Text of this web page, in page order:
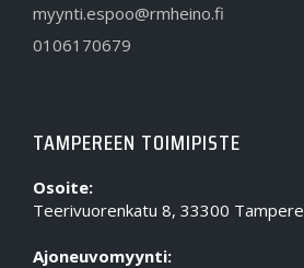
myynti.espoo@rmheino.fi
0106170679
TAMPEREEN TOIMIPISTE
Osoite:
Teerivuorenkatu 8, 33300 Tampere
Ajoneuvomyynti: